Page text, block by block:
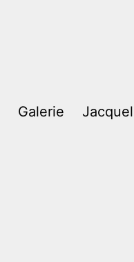
Galerie